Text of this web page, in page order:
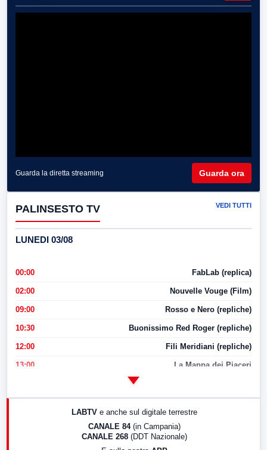
Guarda la diretta streaming Guarda ora
PALINSESTO TV VEDI TUTTI
LUNEDI 03/08
00:00 FabLab (replica)
02:00 Nouvelle Vouge (Film)
09:00 Rosso e Nero (repliche)
10:30 Buonissimo Red Roger (repliche)
12:00 Fili Meridiani (repliche)
13:00 La Mappa dei Piaceri
LABTV e anche sul digitale terrestre
CANALE 84 (in Campania)
CANALE 268 (DDT Nazionale)